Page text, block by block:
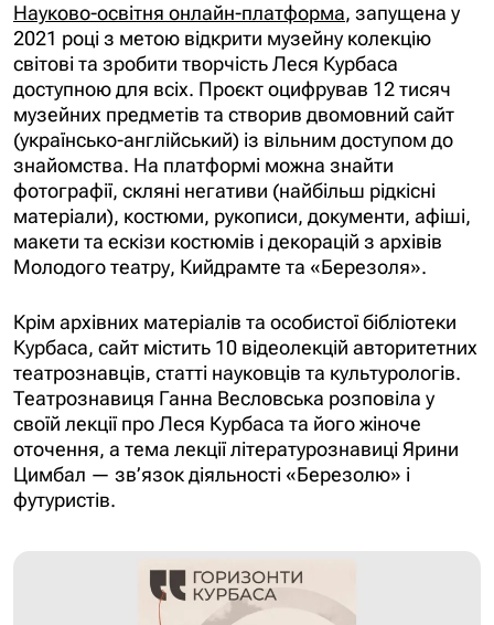
Науково-освітня онлайн-платформa, запущена у
2021 році з метою відкрити музейну колекцію
світові та зробити творчість Леся Курбаса
доступною для всіх. Проєкт оцифрував 12 тисяч
музейних предметів та створив двомовний сайт
(українсько-англійський) із вільним доступом до
знайомства. На платформі можна знайти
фотографії, скляні негативи (найбільш рідкісні
матеріали), костюми, рукописи, документи, афіші,
макети та ескізи костюмів і декорацій з архівів
Молодого театру, Кийдрамте та «Березоля».
Крім архівних матеріалів та особистої бібліотеки
Курбаса, сайт містить 10 відеолекцій авторитетних
театрознавців, статті науковців та культурологів.
Театрознавиця Ганна Весловська розповіла у
своїй лекції про Леся Курбаса та його жіноче
оточення, а тема лекції літературознавиці Ярини
Цимбал — зв’язок діяльності «Березолю» і
футуристів.